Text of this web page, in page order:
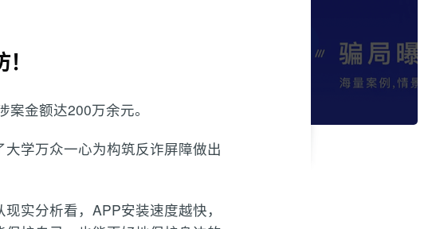
金额达200万余元。
学万众一心为构筑反诈屏障做出
实分析看，APP安装速度越快，